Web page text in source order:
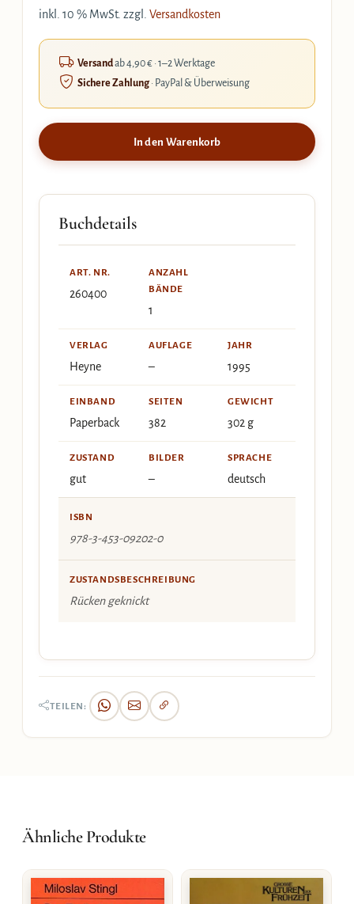
inkl. 10 % MwSt. zzgl. Versandkosten
Versandab 4,90 € · 1–2 Werktage
Sichere Zahlung· PayPal & Überweisung
In den Warenkorb
Buchdetails
ART. NR.
260400
ANZAHL
BÄNDE
1
VERLAG
Heyne
AUFLAGE
–
JAHR
1995
EINBAND
Paperback
SEITEN
382
GEWICHT
302 g
ZUSTAND
gut
BILDER
–
SPRACHE
deutsch
ISBN
978-3-453-09202-0
ZUSTANDSBESCHREIBUNG
Rücken geknickt
TEILEN:
Ähnliche Produkte